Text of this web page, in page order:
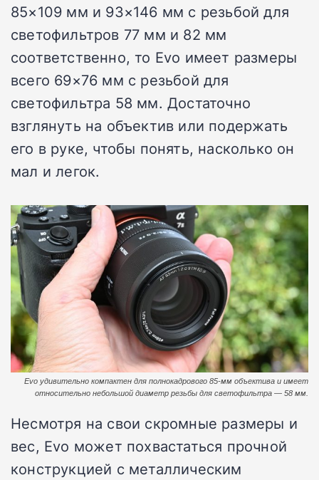
85×109 мм и 93×146 мм с резьбой для
светофильтров 77 мм и 82 мм
соответственно, то Evo имеет размеры
всего 69×76 мм с резьбой для
светофильтра 58 мм. Достаточно
взглянуть на объектив или подержать
его в руке, чтобы понять, насколько он
мал и легок.
Evo удивительно компактен для полнокадрового 85-мм объектива и имеет
относительно небольшой диаметр резьбы для светофильтра — 58 мм.
Несмотря на свои скромные размеры и
вес, Evo может похвастаться прочной
конструкцией с металлическим